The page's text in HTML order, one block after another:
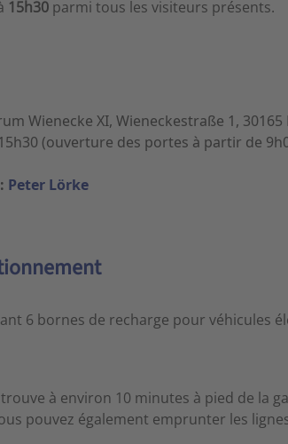
15h30 parmi tous les visiteurs présents.
Wienecke XI, Wieneckestraße 1, 30165
(ouverture des portes à partir de
Peter Lörke
6 bornes de recharge pour véhicules
à environ 10 minutes à pied de la
pouvez également emprunter les